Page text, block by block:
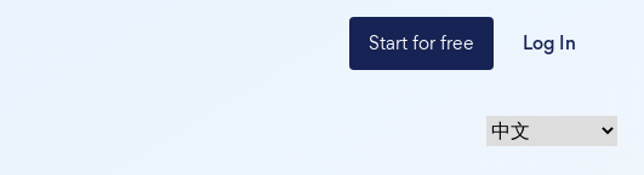
Start for free Log In